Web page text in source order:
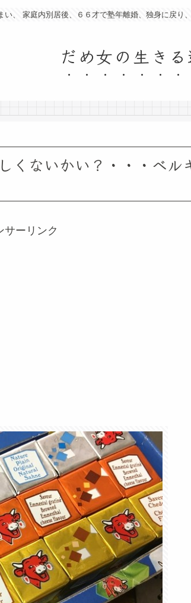
い、 家庭内別居後、６６才で塾年離婚、独身に戻り
だめ女の生きる
くないかい？・・・ベル
サーリンク